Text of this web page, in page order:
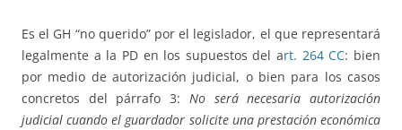
Es el GH “no querido” por el legislador, el que representará
legalmente a la PD en los supuestos del art. 264 CC: bien
por medio de autorización judicial, o bien para los casos
concretos del párrafo 3: No será necesaria autorización
judicial cuando el guardador solicite una prestación económica